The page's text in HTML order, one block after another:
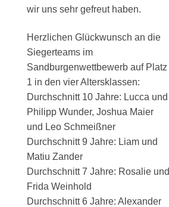
wir uns sehr gefreut haben.
Herzlichen Glückwunsch an die
Siegerteams im
Sandburgenwettbewerb auf Platz
1 in den vier Altersklassen:
Durchschnitt 10 Jahre: Lucca und
Philipp Wunder, Joshua Maier
und Leo Schmeißner
Durchschnitt 9 Jahre: Liam und
Matiu Zander
Durchschnitt 7 Jahre: Rosalie und
Frida Weinhold
Durchschnitt 6 Jahre: Alexander